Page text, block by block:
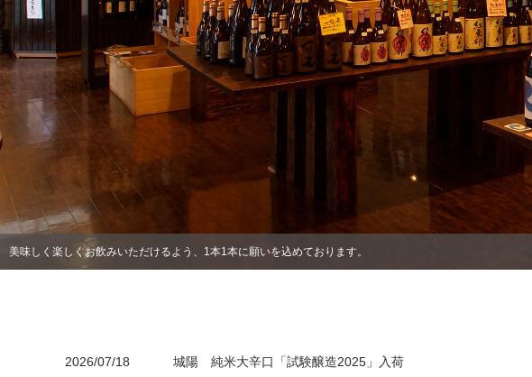
美味しく楽しくお飲みいただけるよう、1本1本に願いを込めております。
NEWS
2026/07/18 城陽 純米大辛口「試験醸造2025」入荷